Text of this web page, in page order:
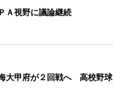
Ａ視野に議論継続
大甲府が２回戦へ 高校野球